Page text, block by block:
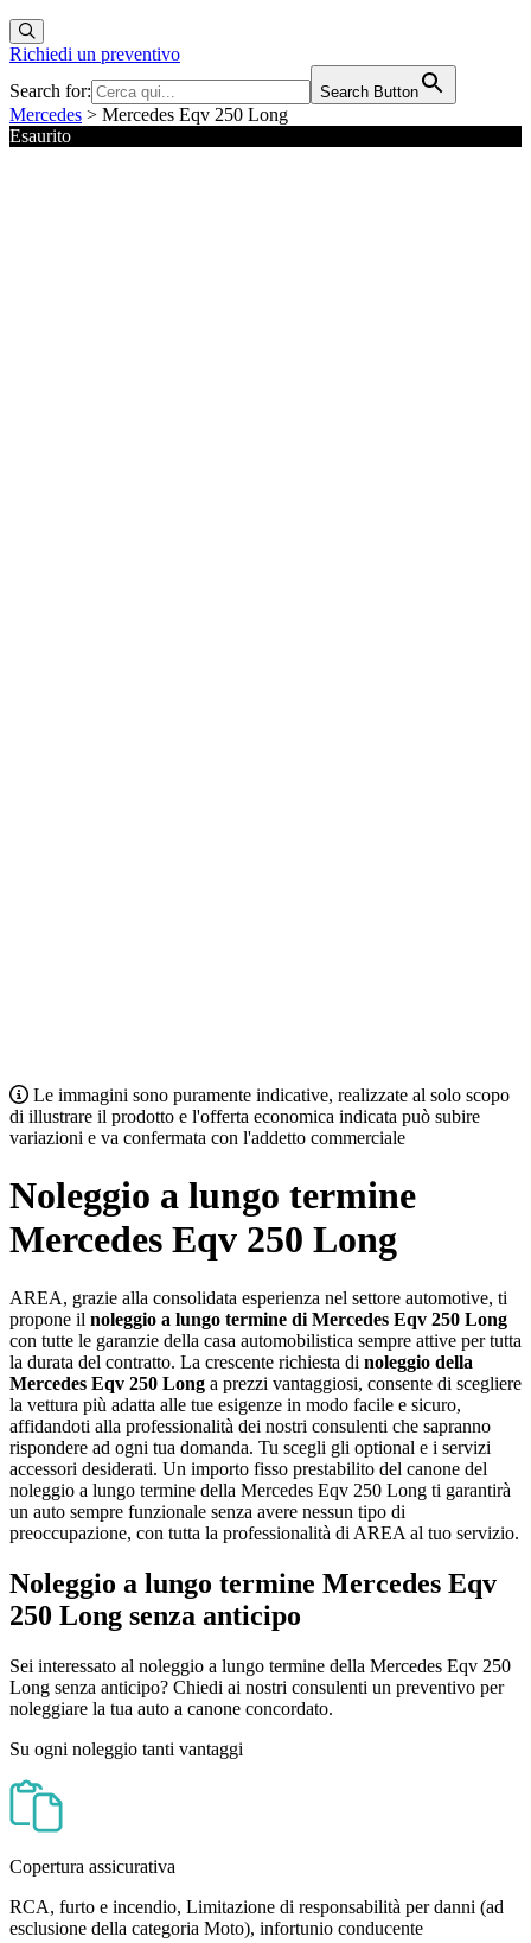
Richiedi un preventivo
Search for:
Search Button
Mercedes > Mercedes Eqv 250 Long
Esaurito
Le immagini sono puramente indicative, realizzate al solo scopo
di illustrare il prodotto e l'offerta economica indicata può subire
variazioni e va confermata con l'addetto commerciale
Noleggio a lungo termine
Mercedes Eqv 250 Long
AREA, grazie alla consolidata esperienza nel settore automotive, ti
propone il noleggio a lungo termine di Mercedes Eqv 250 Long
con tutte le garanzie della casa automobilistica sempre attive per tutta
la durata del contratto. La crescente richiesta di noleggio della
Mercedes Eqv 250 Long a prezzi vantaggiosi, consente di scegliere
la vettura più adatta alle tue esigenze in modo facile e sicuro,
affidandoti alla professionalità dei nostri consulenti che sapranno
rispondere ad ogni tua domanda. Tu scegli gli optional e i servizi
accessori desiderati. Un importo fisso prestabilito del canone del
noleggio a lungo termine della Mercedes Eqv 250 Long ti garantirà
un auto sempre funzionale senza avere nessun tipo di
preoccupazione, con tutta la professionalità di AREA al tuo servizio.
Noleggio a lungo termine Mercedes Eqv
250 Long senza anticipo
Sei interessato al noleggio a lungo termine della Mercedes Eqv 250
Long senza anticipo? Chiedi ai nostri consulenti un preventivo per
noleggiare la tua auto a canone concordato.
Su ogni noleggio tanti vantaggi
Copertura assicurativa
RCA, furto e incendio, Limitazione di responsabilità per danni (ad
esclusione della categoria Moto), infortunio conducente